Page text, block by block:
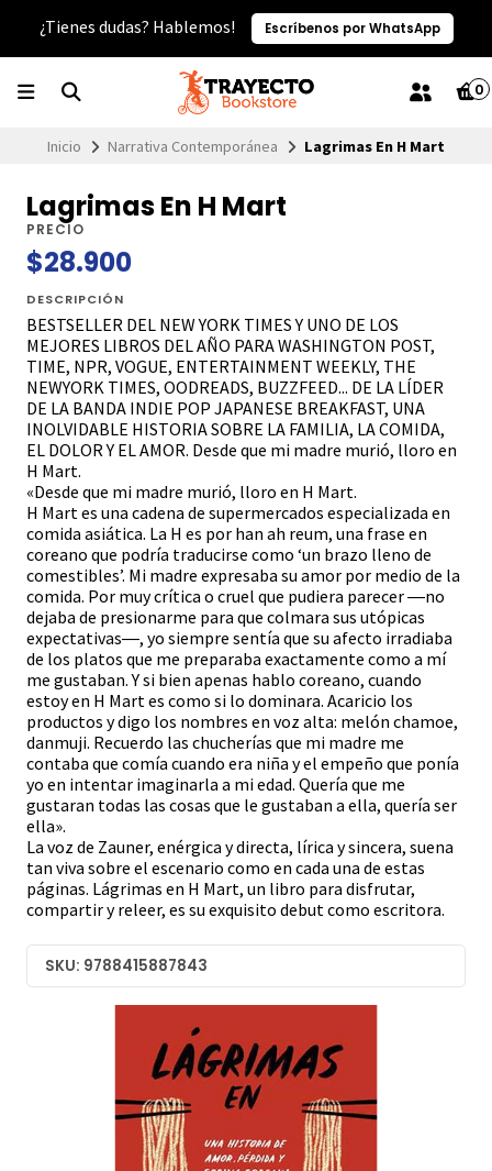
¿Tienes dudas? Hablemos! Escríbenos por WhatsApp
0
Inicio Narrativa Contemporánea Lagrimas En H Mart
Lagrimas En H Mart
PRECIO
$28.900
DESCRIPCIÓN
BESTSELLER DEL NEW YORK TIMES Y UNO DE LOS
MEJORES LIBROS DEL AÑO PARA WASHINGTON POST,
TIME, NPR, VOGUE, ENTERTAINMENT WEEKLY, THE
NEWYORK TIMES, OODREADS, BUZZFEED... DE LA LÍDER
DE LA BANDA INDIE POP JAPANESE BREAKFAST, UNA
INOLVIDABLE HISTORIA SOBRE LA FAMILIA, LA COMIDA,
EL DOLOR Y EL AMOR. Desde que mi madre murió, lloro en
H Mart.
«Desde que mi madre murió, lloro en H Mart.
H Mart es una cadena de supermercados especializada en
comida asiática. La H es por han ah reum, una frase en
coreano que podría traducirse como ‘un brazo lleno de
comestibles’. Mi madre expresaba su amor por medio de la
comida. Por muy crítica o cruel que pudiera parecer ―no
dejaba de presionarme para que colmara sus utópicas
expectativas―, yo siempre sentía que su afecto irradiaba
de los platos que me preparaba exactamente como a mí
me gustaban. Y si bien apenas hablo coreano, cuando
estoy en H Mart es como si lo dominara. Acaricio los
productos y digo los nombres en voz alta: melón chamoe,
danmuji. Recuerdo las chucherías que mi madre me
contaba que comía cuando era niña y el empeño que ponía
yo en intentar imaginarla a mi edad. Quería que me
gustaran todas las cosas que le gustaban a ella, quería ser
ella».
La voz de Zauner, enérgica y directa, lírica y sincera, suena
tan viva sobre el escenario como en cada una de estas
páginas. Lágrimas en H Mart, un libro para disfrutar,
compartir y releer, es su exquisito debut como escritora.
SKU: 9788415887843